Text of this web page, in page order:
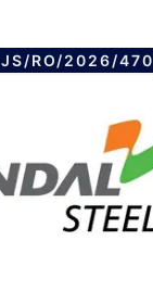
JS/RO/2026/470